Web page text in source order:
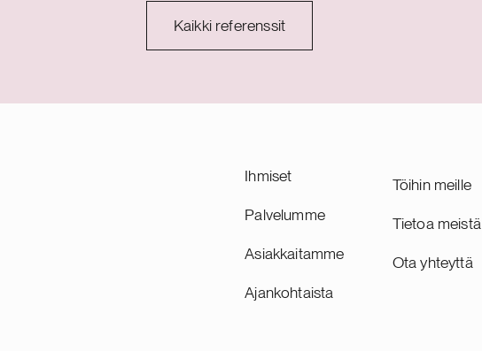
Kaikki referenssit
Ihmiset
Palvelumme
Asiakkaitamme
Ajankohtaista
Töihin meille
Tietoa meistä
Ota yhteyttä